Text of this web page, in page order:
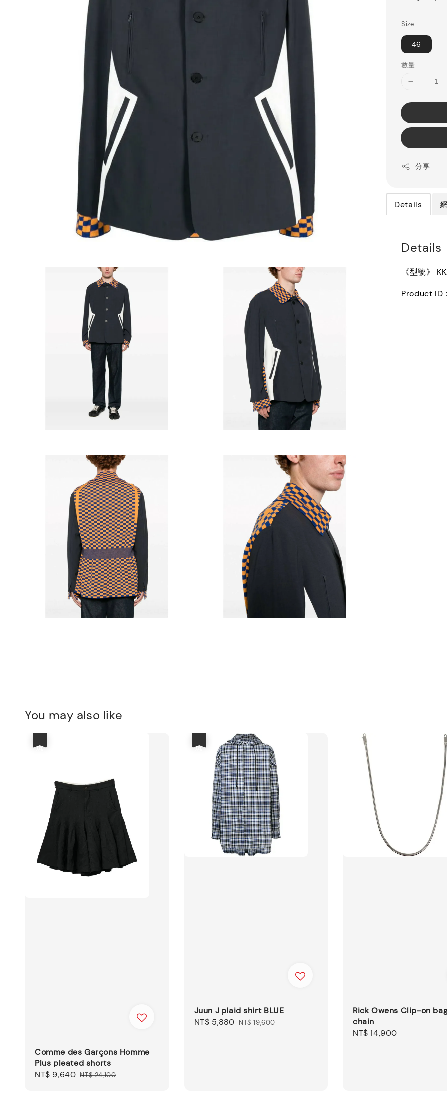
Size
46
數量
分享
Details
Details
《型號》
Product ID
You may also like
Comme des Garçons Homme
Plus pleated shorts
Sale
NT$ 9,640 Regular
NT$ 24,100
Juun J plaid shirt BLUE
Sale
NT$ 5,880 Regular
NT$ 19,600
Rick Owens Clip-on
chain
Regular
NT$ 14,900